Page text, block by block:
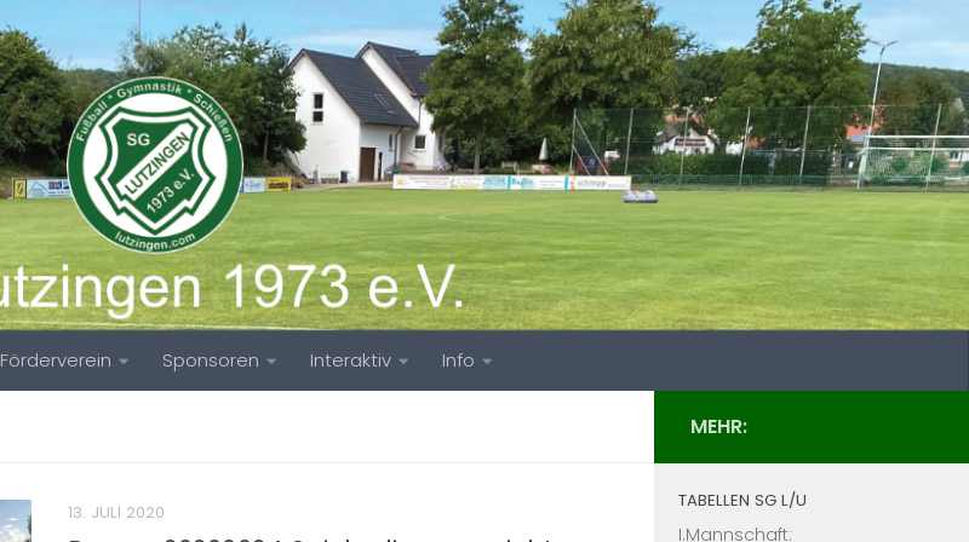
Förderverein Sponsoren Interaktiv Info
13. JULI 2020
MEHR:
TABELLEN SG L/U
I.Mannschaft: